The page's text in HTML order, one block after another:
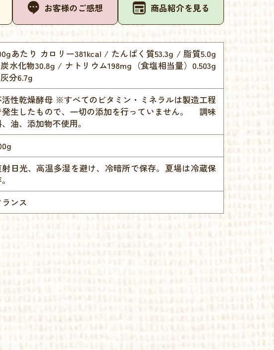
お客様のご感想 商品紹介を見る
あたり カロリー381kcal / たんぱく質53.3g / 脂質5.0g
水化物30.8g / ナトリウム198mg（食塩相当量）0.503g
分6.7g
性乾燥酵母 ※すべてのビタミン・ミネラルは製造工程
発生したもので、一切の添加を行っていません。 調味
油、添加物不使用。
射日光、高温多湿を避け、冷暗所で保存。夏場は冷蔵保
ランス